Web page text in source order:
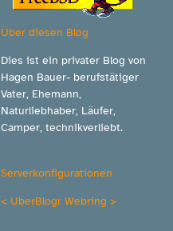
Über diesen Blog
Dies ist ein privater Blog von
Hagen Bauer- berufstätiger
Vater, Ehemann,
Naturliebhaber, Läufer,
Camper, technikverliebt.
Serverkonfigurationen
< UberBlogr Webring >